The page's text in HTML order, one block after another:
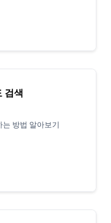
검색
방법 알아보기